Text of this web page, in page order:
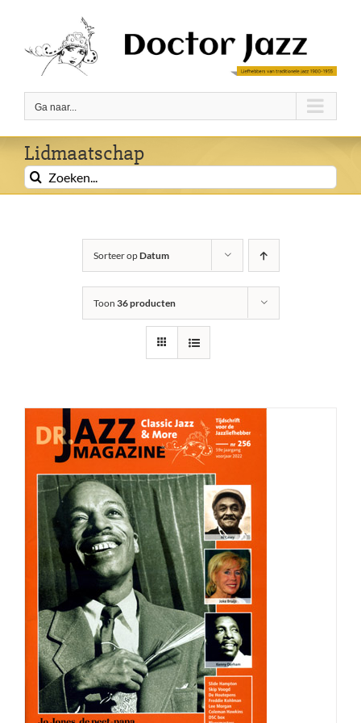
inhoud
Ga naar...
Lidmaatschap
Zoeken
naar:
Sorteer opDatum
Toon 36 producten